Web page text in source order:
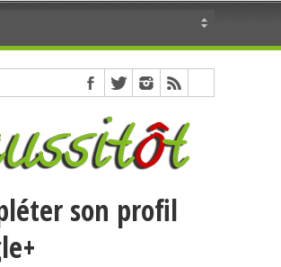
son profil